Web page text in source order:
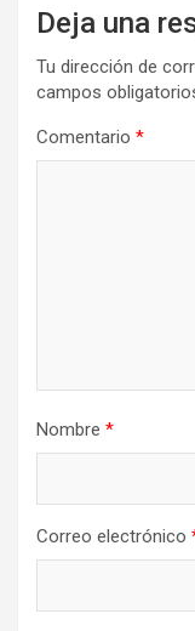
Deja una
Tu dirección de
campos
Comentario *
Nombre *
Correo electrónico